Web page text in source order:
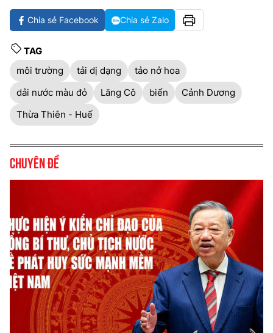
Chia sẻ Facebook Chia sẻ Zalo
TAG
môi trường
tải dị dạng
tảo nở hoa
dải nước màu đỏ
Lăng Cô biển
Cảnh Dương
Thừa Thiên - Huế
Chuyên đề